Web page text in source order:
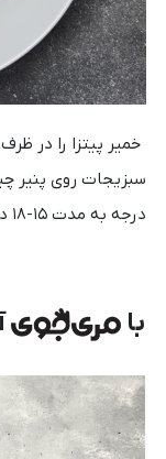
خمیر پیتزا را در
درجه به مدت ۱۵-۱۸ دقیقه میپزیم.
با